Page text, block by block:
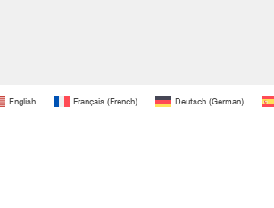
English Français(French) Deutsch(German)